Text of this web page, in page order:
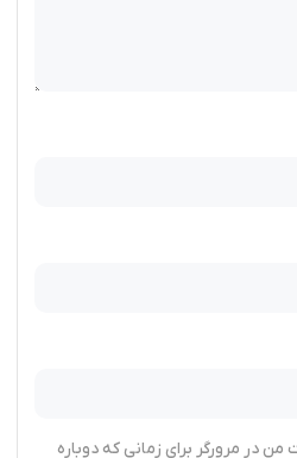
در مرورگر برای زمانی که دوباره